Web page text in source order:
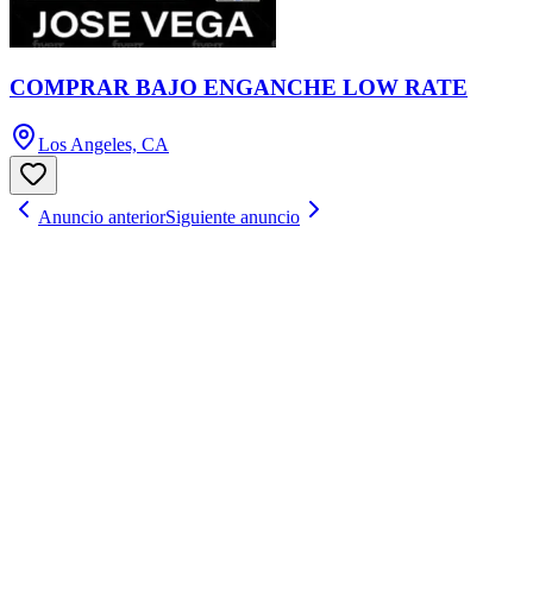
COMPRAR BAJO ENGANCHE LOW RATE
Los Angeles, CA
Anuncio anteriorSiguiente anuncio